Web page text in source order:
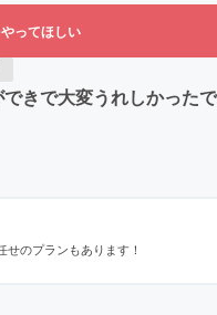
ってほしい
きで大変うれしかった
のプランもあります！